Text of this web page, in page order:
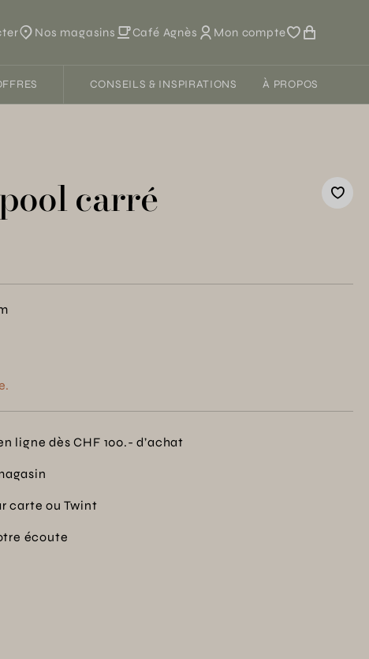
Nos magasins Café Agnès Mon compte
CONSEILS & INSPIRATIONS À PROPOS
carré
ligne dès CHF 100.- d’achat
carte ou Twint
écoute